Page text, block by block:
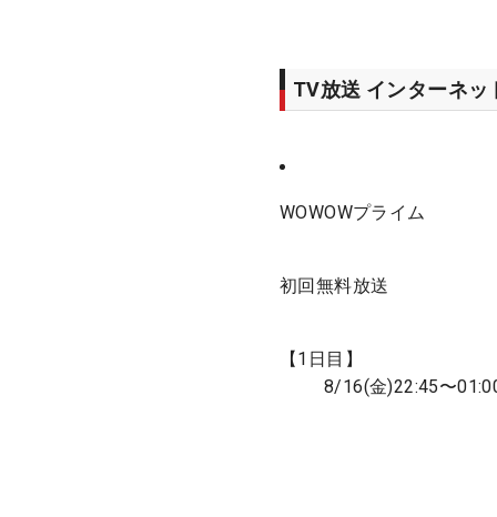
TV放送 インターネッ
WOWOWプライム
初回無料放送
【1日目】
8/16(金)22:45〜